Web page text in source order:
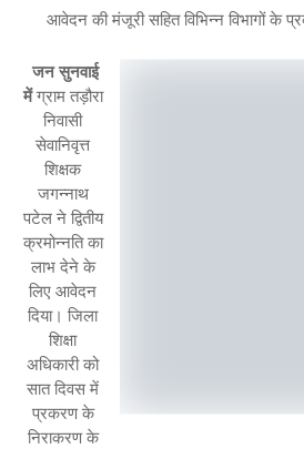
आवेदन की मंजूरी सहित विभिन्न विभागों के
जन सुनवाई
में ग्राम तड़ौरा
निवासी
सेवानिवृत्त
शिक्षक
जगन्नाथ
पटेल ने द्वितीय
क्रमोन्नति का
लाभ देने के
लिए आवेदन
दिया। जिला
शिक्षा
अधिकारी को
सात दिवस में
प्रकरण के
निराकरण के